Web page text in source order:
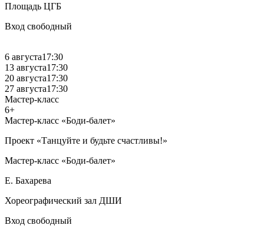
Площадь ЦГБ
Вход свободный
6 августа17:30
13 августа17:30
20 августа17:30
27 августа17:30
Мастер-класс
6+
Мастер-класс «Боди-балет»
Проект «Танцуйте и будьте счастливы!»
Мастер-класс «Боди-балет»
Е. Бахарева
Хореографический зал ДШИ
Вход свободный